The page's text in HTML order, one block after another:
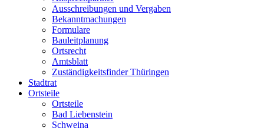
Ausschreibungen und Vergaben
Bekanntmachungen
Formulare
Bauleitplanung
Ortsrecht
Amtsblatt
Zuständigkeitsfinder Thüringen
Stadtrat
Ortsteile
Ortsteile
Bad Liebenstein
Schweina